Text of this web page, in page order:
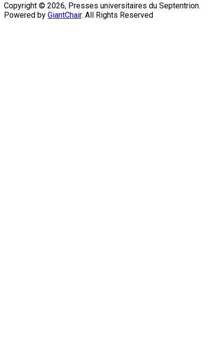
Copyright © 2026, Presses universitaires du Septentrion.
Powered by GiantChair. All Rights Reserved